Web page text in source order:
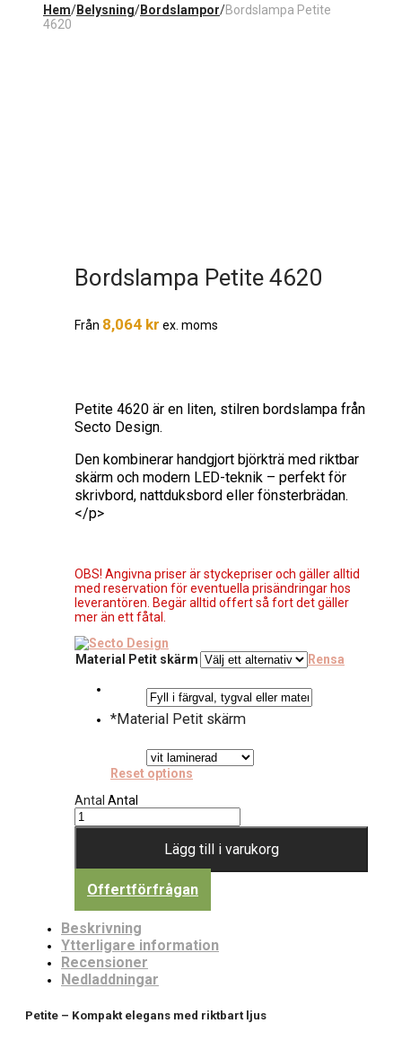
Hem/Belysning/Bordslampor/Bordslampa Petite
4620
Bordslampa Petite 4620
Från 8,064 kr ex. moms
Petite 4620 är en liten, stilren bordslampa från
Secto Design.
Den kombinerar handgjort björkträ med riktbar
skärm och modern LED-teknik – perfekt för
skrivbord, nattduksbord eller fönsterbrädan.
</p>
OBS! Angivna priser är styckepriser och gäller alltid
med reservation för eventuella prisändringar hos
leverantören. Begär alltid offert så fort det gäller
mer än ett fåtal.
Material Petit skärm Rensa
*Material Petit skärm
Reset options
Antal Antal
Lägg till i varukorg
Offertförfrågan
Beskrivning
Ytterligare information
Recensioner
Nedladdningar
Petite – Kompakt elegans med riktbart ljus